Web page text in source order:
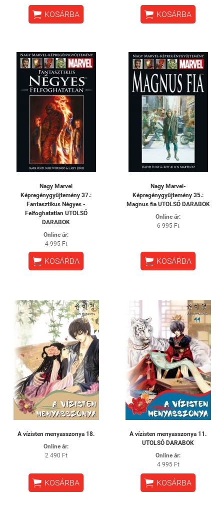
 KOSÁRBA  KOSÁRBA
Nagy Marvel
Képregénygyűjtemény 37.:
Fantasztikus Négyes -
Felfoghatatlan UTOLSÓ
DARABOK
Online ár:
4 995 Ft
 KOSÁRBA
Nagy Marvel-
Képregénygyűjtemény 35.:
Magnus fia UTOLSÓ DARABOK
Online ár:
6 995 Ft
 KOSÁRBA
A vízisten menyasszonya 18.
Online ár:
2 490 Ft
 KOSÁRBA
A vízisten menyasszonya 11.
UTOLSÓ DARABOK
Online ár:
4 995 Ft
 KOSÁRBA